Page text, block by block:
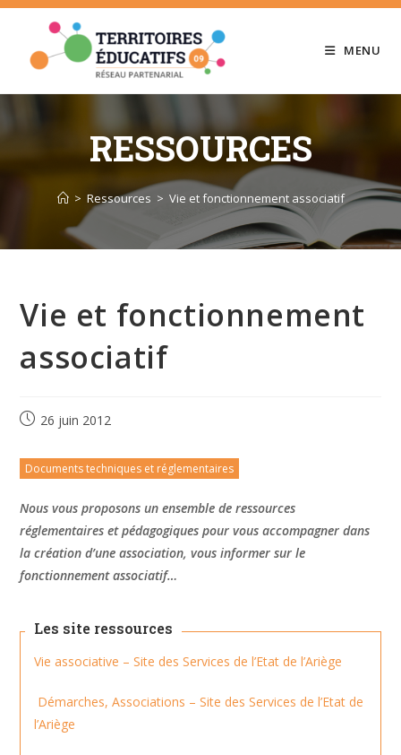
Skip
content
MENU
RESSOURCES
> Ressources > Vie et fonctionnement associatif
Vie et fonctionnement
associatif
26 juin 2012
Documents techniques et réglementaires
Nous vous proposons un ensemble de ressources
réglementaires et pédagogiques pour vous accompagner dans
la création d’une association, vous informer sur le
fonctionnement associatif…
Les site ressources
Vie associative – Site des Services de l’Etat de l’Ariège
Démarches, Associations – Site des Services de l’Etat de
l’Ariège